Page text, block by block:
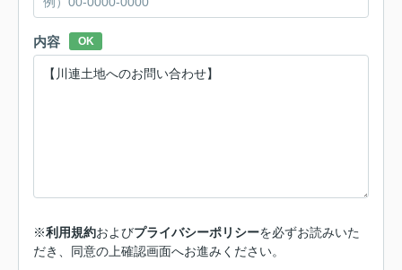
内容 OK
※利用規約およびプライバシーポリシーを必ずお読みいた
だき、同意の上確認画面へお進みください。